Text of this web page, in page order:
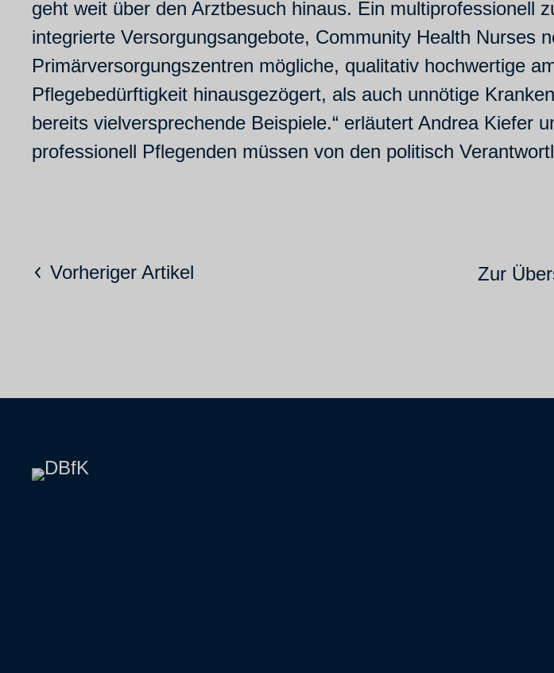
geht weit über den Arztbesuch hinaus. Ein multiprofessionell
integrierte Versorgungsangebote, Community Health Nurses
Primärversorgungszentren mögliche, qualitativ hochwertige
Pflegebedürftigkeit hinausgezögert, als auch unnötige
bereits vielversprechende Beispiele.“ erläutert Andrea Kiefer
professionell Pflegenden müssen von den politisch
Vorheriger Artikel Zur